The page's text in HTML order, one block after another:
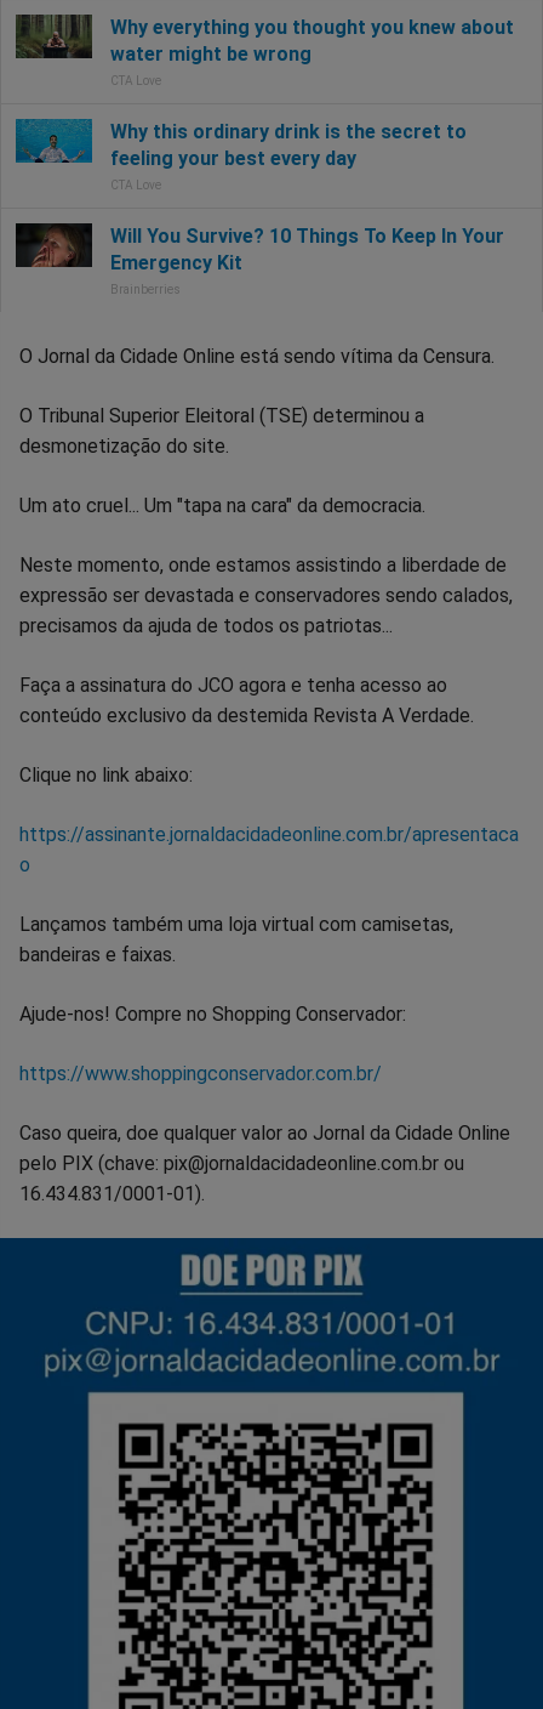
O Jornal da Cidade Online está sendo vítima da Censura.
O Tribunal Superior Eleitoral (TSE) determinou a
desmonetização do site.
Um ato cruel... Um "tapa na cara" da democracia.
Neste momento, onde estamos assistindo a liberdade de
expressão ser devastada e conservadores sendo calados,
precisamos da ajuda de todos os patriotas...
Faça a assinatura do JCO agora e tenha acesso ao
conteúdo exclusivo da destemida Revista A Verdade.
Clique no link abaixo:
https://assinante.jornaldacidadeonline.com.br/apresentaca
o
Lançamos também uma loja virtual com camisetas,
bandeiras e faixas.
Ajude-nos! Compre no Shopping Conservador:
https://www.shoppingconservador.com.br/
Caso queira, doe qualquer valor ao Jornal da Cidade Online
pelo PIX (chave: pix@jornaldacidadeonline.com.br ou
16.434.831/0001-01).